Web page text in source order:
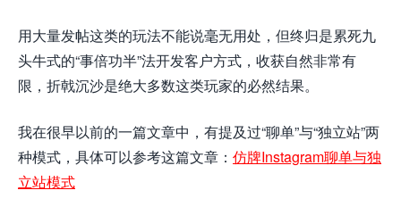
用大量发帖这类的玩法不能说毫无用处，但终归是累死九
头牛式的“事倍功半”法开发客户方式，收获自然非常有
限，折戟沉沙是绝大多数这类玩家的必然结果。
我在很早以前的一篇文章中，有提及过“聊单”与“独立站”两
种模式，具体可以参考这篇文章： 仿牌Instagram聊单与独
立站模式